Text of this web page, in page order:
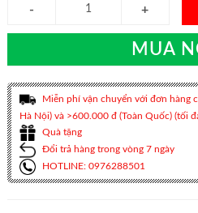
MUA
Miễn phí vận chuyển với đơn hàng
Hà Nội) và >600.000 đ (Toàn Quốc) (tối
Quà tặng
Đổi trả hàng trong vòng 7 ngày
HOTLINE: 0976288501